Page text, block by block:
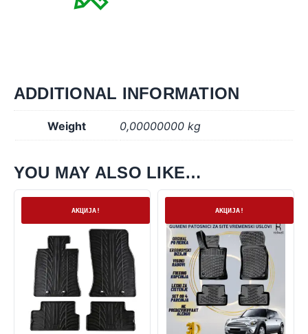
ADDITIONAL INFORMATION
Weight 0,00000000 kg
YOU MAY ALSO LIKE…
АКЦИЈА! АКЦИЈА!